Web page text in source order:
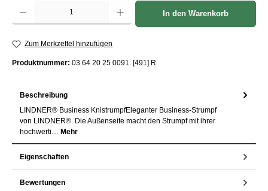
Produkt Anzahl: Gib den gewünschten Wert ein oder benutze die Schaltflächen um die
In den Warenkorb
Zum Merkzettel hinzufügen
Produktnummer: 03 64 20 25 0091. [491] R
Beschreibung
LINDNER® Business KnistrumpfEleganter Business-Strumpf
von LINDNER®. Die Außenseite macht den Strumpf mit ihrer
hochwerti… Mehr
Eigenschaften
Bewertungen